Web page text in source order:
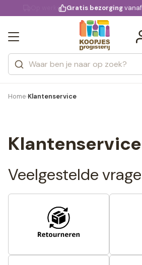
voor 20:00 uur
Gratis bezorging
Zoeken
Categorieën
Merken
Home›Klantenservice
Klantenservice
Veelgestelde